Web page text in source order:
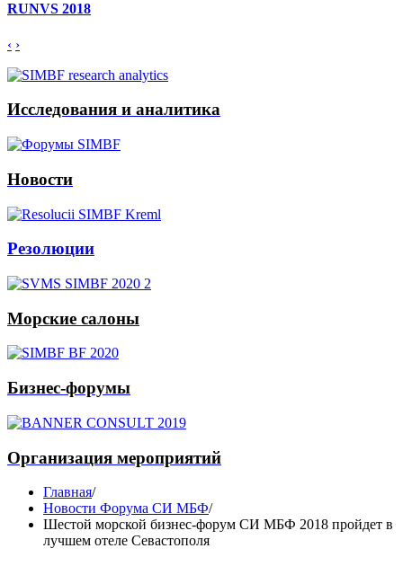
RUNVS 2018
‹ ›
Исследования и аналитика
Новости
Резолюции
Морские салоны
Бизнес-форумы
Организация мероприятий
Главная/
Новости Форума СИ МБФ/
Шестой морской бизнес-форум СИ МБФ 2018 пройдет в
лучшем отеле Севастополя